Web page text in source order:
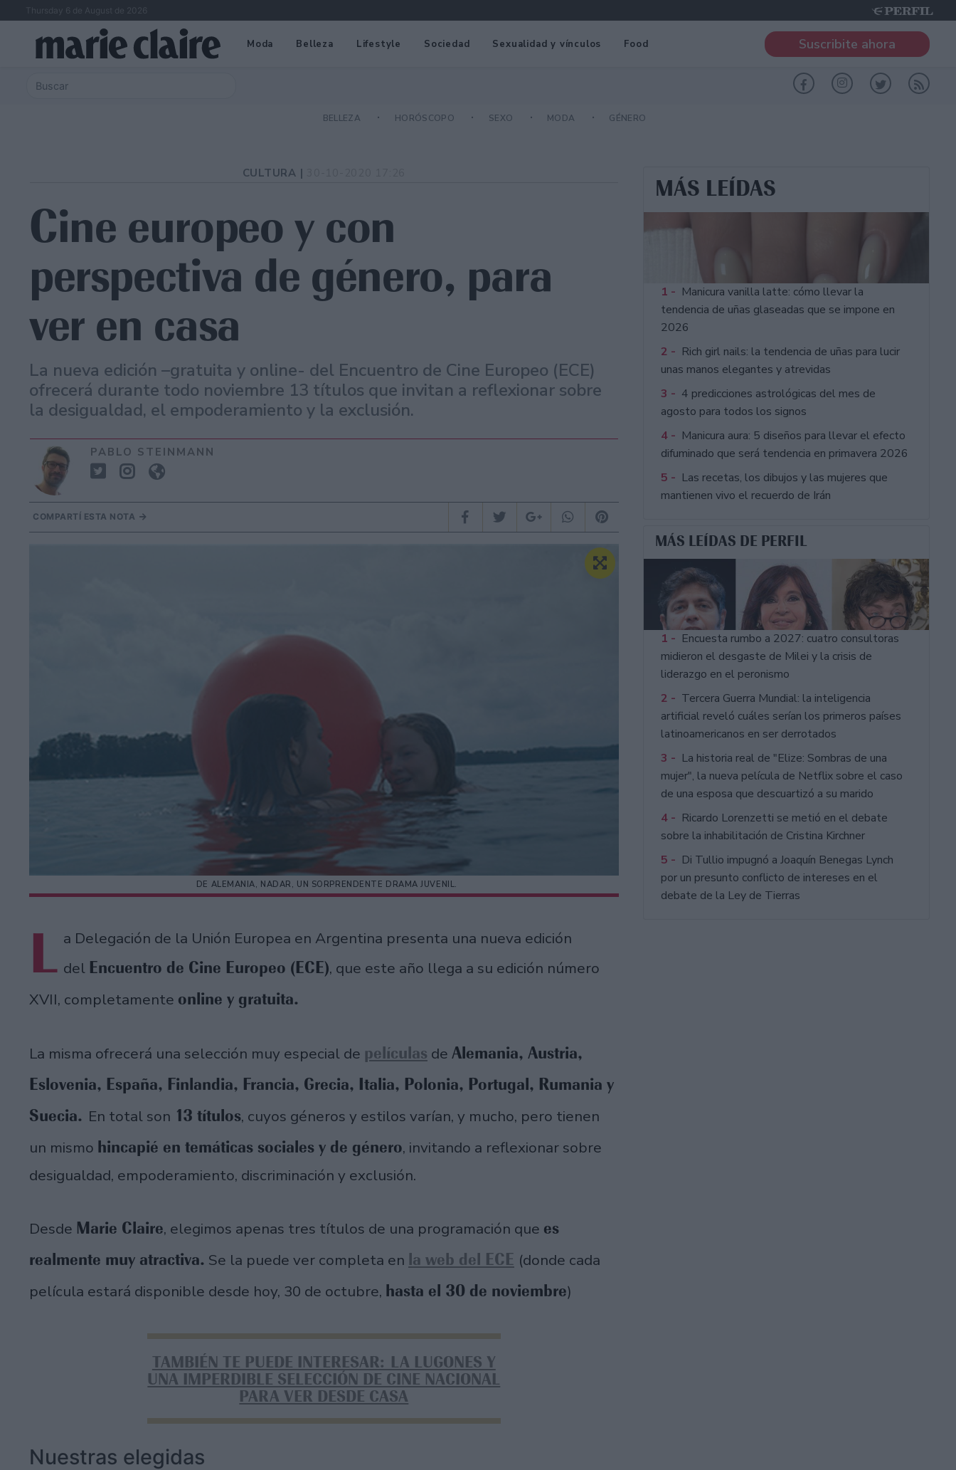
Thursday 6 de August de 2026
Moda Belleza Lifestyle Sociedad Sexualidad y vínculos Food Suscribite ahora
BELLEZA HORÓSCOPO SEXO MODA GÉNERO
CULTURA |
Cine europeo y con
perspectiva de género, para
ver en casa
La nueva edición –gratuita y online- del Encuentro de Cine Europeo (ECE)
ofrecerá durante todo noviembre 13 títulos que invitan a reflexionar sobre
la desigualdad, el empoderamiento y la exclusión.
PABLO STEINMANN
COMPARTÍ ESTA NOTA
DE ALEMANIA, NADAR, UN SORPRENDENTE DRAMA JUVENIL.
L a Delegación de la Unión Europea en Argentina presenta una nueva edición
del Encuentro de Cine Europeo (ECE), que este año llega a su edición número
XVII, completamente online y gratuita.
La misma ofrecerá una selección muy especial de películas de Alemania, Austria,
Eslovenia, España, Finlandia, Francia, Grecia, Italia, Polonia, Portugal, Rumania y
Suecia. En total son 13 títulos, cuyos géneros y estilos varían, y mucho, pero tienen
un mismo hincapié en temáticas sociales y de género, invitando a reflexionar sobre
desigualdad, empoderamiento, discriminación y exclusión.
Desde Marie Claire, elegimos apenas tres títulos de una programación que es
realmente muy atractiva. Se la puede ver completa en la web del ECE (donde cada
película estará disponible desde hoy, 30 de octubre, hasta el 30 de noviembre)
TAMBIÉN TE PUEDE INTERESAR: LA LUGONES Y
UNA IMPERDIBLE SELECCIÓN DE CINE NACIONAL
PARA VER DESDE CASA
Nuestras elegidas
MÁS LEÍDAS
1 - Manicura vanilla latte: cómo llevar la
tendencia de uñas glaseadas que se impone en
2026
2 - Rich girl nails: la tendencia de uñas para lucir
unas manos elegantes y atrevidas
3 - 4 predicciones astrológicas del mes de
agosto para todos los signos
4 - Manicura aura: 5 diseños para llevar el efecto
difuminado que será tendencia en primavera 2026
5 - Las recetas, los dibujos y las mujeres que
mantienen vivo el recuerdo de Irán
MÁS LEÍDAS DE PERFIL
1 - Encuesta rumbo a 2027: cuatro consultoras
midieron el desgaste de Milei y la crisis de
liderazgo en el peronismo
2 - Tercera Guerra Mundial: la inteligencia
artificial reveló cuáles serían los primeros países
latinoamericanos en ser derrotados
3 - La historia real de "Elize: Sombras de una
mujer", la nueva película de Netflix sobre el caso
de una esposa que descuartizó a su marido
4 - Ricardo Lorenzetti se metió en el debate
sobre la inhabilitación de Cristina Kirchner
5 - Di Tullio impugnó a Joaquín Benegas Lynch
por un presunto conflicto de intereses en el
debate de la Ley de Tierras